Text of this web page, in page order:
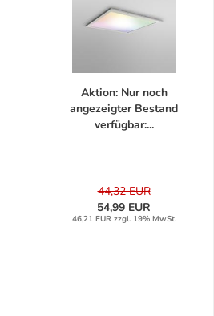
Aktion: Nur noch
angezeigter Bestand
verfügbar:...
44,32 EUR
54,99 EUR
46,21 EUR zzgl. 19% MwSt.